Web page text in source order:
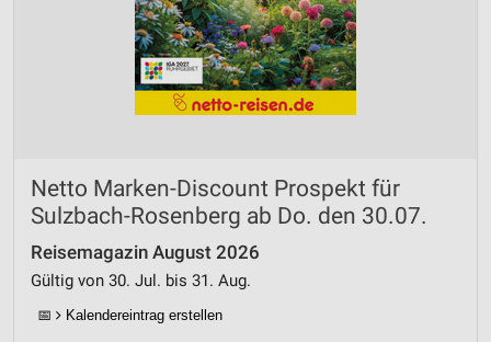
Netto Marken-Discount Prospekt für
Sulzbach-Rosenberg ab Do. den 30.07.
Reisemagazin August 2026
Gültig von 30. Jul. bis 31. Aug.
📅 Kalendereintrag erstellen